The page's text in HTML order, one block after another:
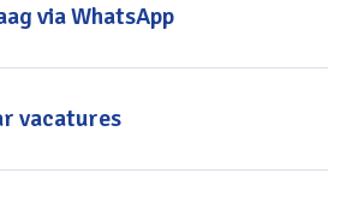
diploma of ervaring in het
must
via WhatsApp
vacatures